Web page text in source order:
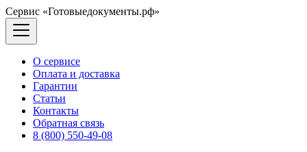
Сервис «Готовыедокументы.рф»
О сервисе
Оплата и доставка
Гарантии
Статьи
Контакты
Обратная связь
8 (800) 550-49-08